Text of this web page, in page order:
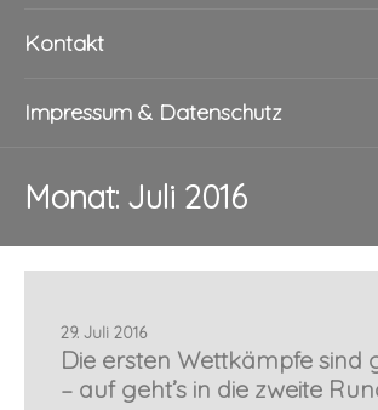
Kontakt
Impressum & Datenschutz
Monat: Juli 2016
29. Juli 2016
Die ersten Wettkämpfe sind
– auf geht’s in die zweite